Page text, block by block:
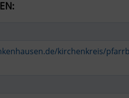
kirchenkreis/